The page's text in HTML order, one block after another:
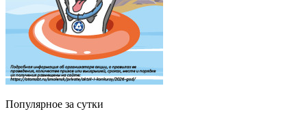
Популярное за сутки